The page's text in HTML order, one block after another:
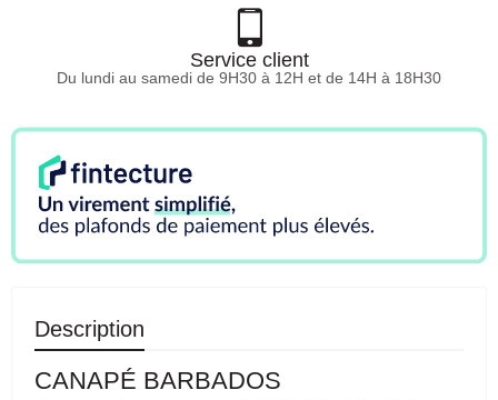
Service client
Du lundi au samedi de 9H30 à 12H et de 14H à 18H30
Description
CANAPÉ BARBADOS